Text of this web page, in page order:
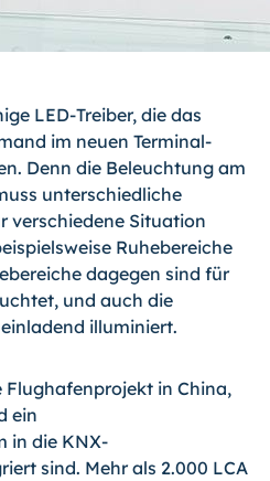
LED-Treiber, die das
im neuen Ter­mi­nal-
Denn die Beleuchtung am
unterschiedliche
verschiedene Situation
Ruhebereiche
dagegen sind für
und auch die
illuminiert.
Flughafenprojekt in China,
ein
in die KNX-
sind. Mehr als 2.000 LCA